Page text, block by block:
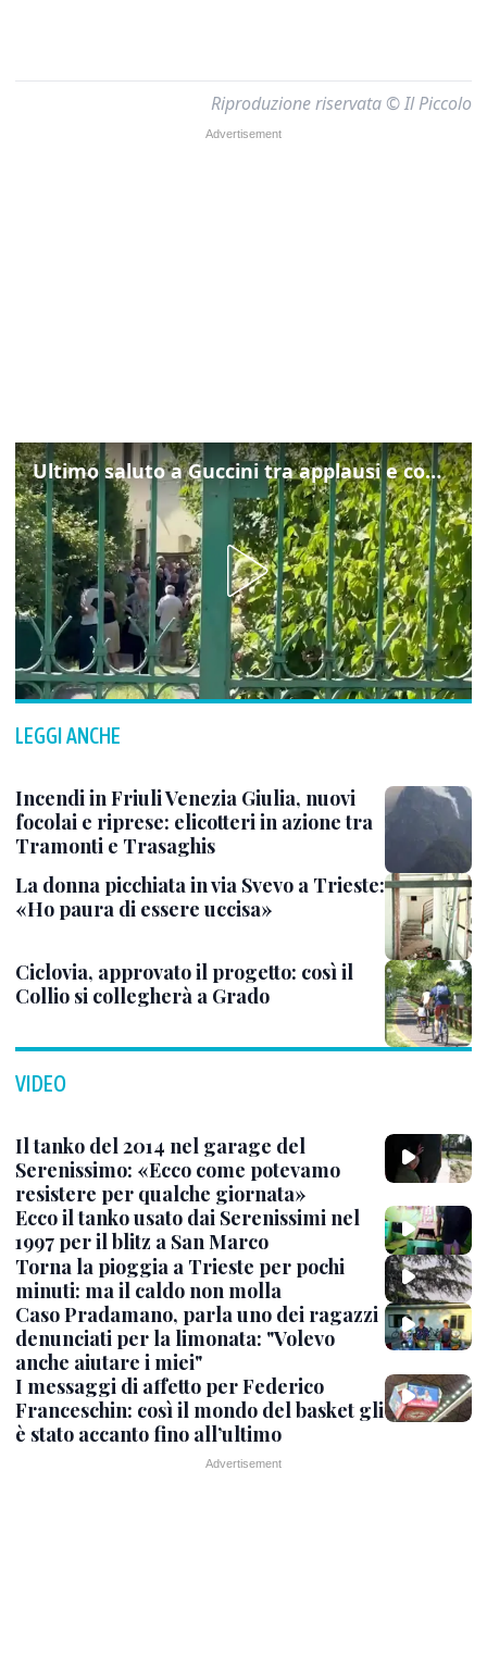
Riproduzione riservata © Il Piccolo
Ultimo saluto a Guccini tra applausi e commozione a Pavana
LEGGI ANCHE
Incendi in Friuli Venezia Giulia, nuovi
focolai e riprese: elicotteri in azione tra
Tramonti e Trasaghis
La donna picchiata in via Svevo a Trieste:
«Ho paura di essere uccisa»
Ciclovia, approvato il progetto: così il
Collio si collegherà a Grado
VIDEO
Il tanko del 2014 nel garage del
Serenissimo: «Ecco come potevamo
resistere per qualche giornata»
Ecco il tanko usato dai Serenissimi nel
1997 per il blitz a San Marco
Torna la pioggia a Trieste per pochi
minuti: ma il caldo non molla
Caso Pradamano, parla uno dei ragazzi
denunciati per la limonata: "Volevo
anche aiutare i miei"
I messaggi di affetto per Federico
Franceschin: così il mondo del basket gli
è stato accanto fino all’ultimo